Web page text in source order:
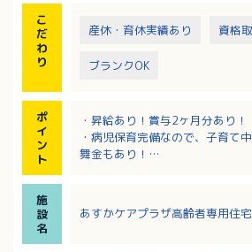
こ
だ
わ
り
産休・育休実績あり 資格
ブランクOK
ポ
イ
ン
ト
・昇給あり！賞与2ヶ月分あり！
・病児保育完備なので、子育て
舞金もあり！
人とゆったり過ごせるエントラ
な活動が出来るサロンもあります
施
設
名
あすかケアプラザ高齢者専用住